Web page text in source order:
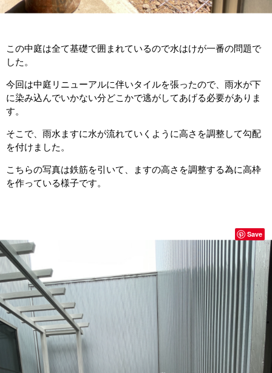
この中庭は全て基礎で囲まれているので水はけが一番の問題で
した。
今回は中庭リニューアルに伴いタイルを張ったので、雨水が下
に染み込んでいかない分どこかで逃がしてあげる必要がありま
す。
そこで、雨水ますに水が流れていくように高さを調整して勾配
を付けました。
こちらの写真は鉄筋を引いて、ますの高さを調整する為に高枠
を作っている様子です。
Save